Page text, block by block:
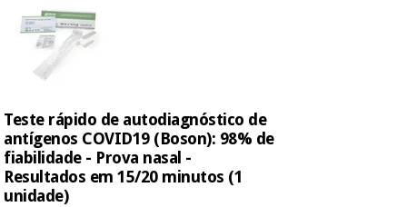
Fisaude
Aluguer
coronavirus
Aerobic,
fitness
Desportos
e jogos
Fisaude
Academy
Fisaude
Aluguer
terapêuticos
Material de
essencial
para
coronavirus
Teste rápido de autodiagnóstico de
antígenos COVID19 (Boson): 98% de
fiabilidade - Prova nasal -
Resultados em 15/20 minutos (1
unidade)